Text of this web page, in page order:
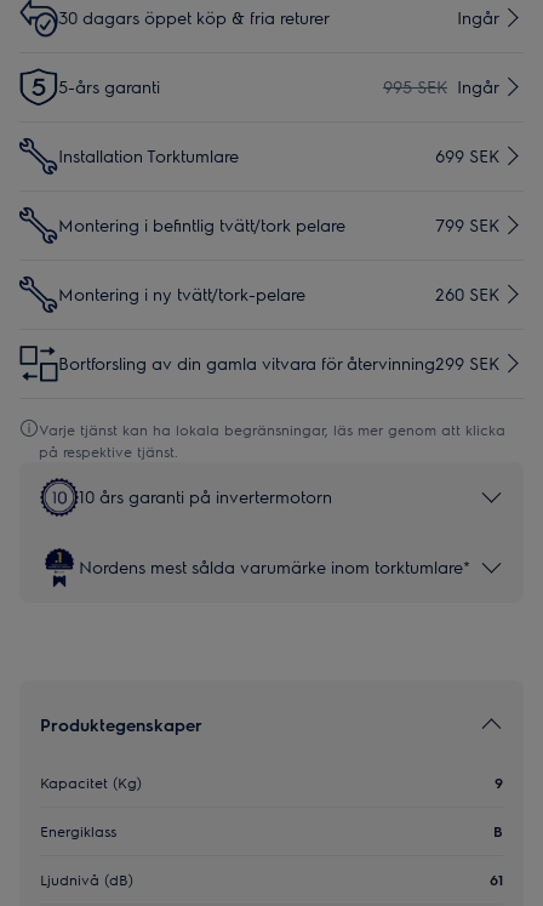
30 dagars öppet köp & fria returer Ingår
5-års garanti 995 SEK Ingår
Installation Torktumlare 699 SEK
Montering i befintlig tvätt/tork pelare 799 SEK
Montering i ny tvätt/tork-pelare 260 SEK
Bortforsling av din gamla vitvara för återvinning299 SEK
Varje tjänst kan ha lokala begränsningar, läs mer genom att klicka
på respektive tjänst.
10 års garanti på invertermotorn
Nordens mest sålda varumärke inom torktumlare*
Produktegenskaper
Kapacitet (Kg) 9
Energiklass B
Ljudnivå (dB) 61